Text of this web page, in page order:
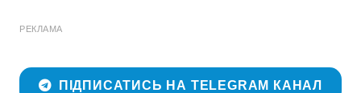
РЕКЛАМА
ПІДПИСАТИСЬ НА TELEGRAM КАНАЛ